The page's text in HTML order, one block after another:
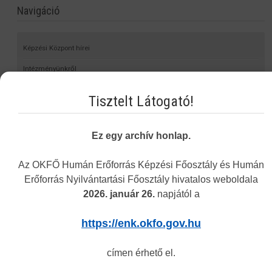
Navigáció
Képzési Központ hírei
Intézményünkről
Elektronikus nyilvántartási formanyomtatvány
Hagyományos kínai gyógyászati engedély nyilvántartása
Tisztelt Látogató!
Ez egy archív honlap.
Az OKFŐ Humán Erőforrás Képzési Főosztály és Humán
Erőforrás Nyilvántartási Főosztály hivatalos weboldala
2026. január 26.napjától a
https://enk.okfo.gov.hu
címen érhető el.